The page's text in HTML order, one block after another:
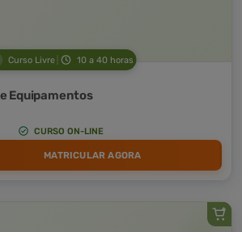
Curso Livre 10 a 40 horas
Equipamentos
CURSO ON-LINE
MATRICULAR AGORA